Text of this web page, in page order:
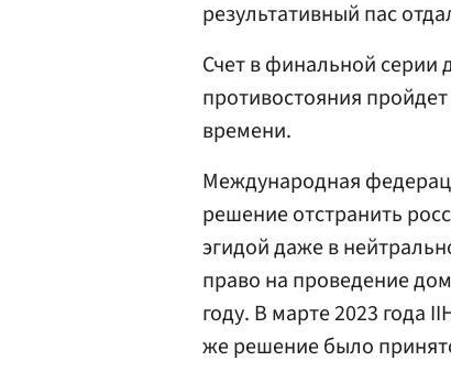
результативный пас
Счет в финальной серии
противостояния
времени.
Международная
решение отстранить
эгидой даже в
право на проведение
году. В марте 2023 года
же решение было